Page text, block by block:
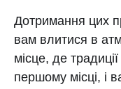
Дотримання цих
вам влитися в
місце, де
першому місці, і